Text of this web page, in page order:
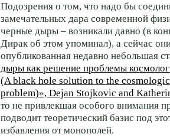
Подозрения о том, что надо бы
замечательных дара современной
черные дыры – возникали давно (в
Дирак об этом упоминал), а сейчас
опубликованная недавно небольшая
дыры как решение проблемы
(A black hole solution to the
problem)», Dejan Stojkovic and
то не привлекшая особого внимания
подводит теоретический базис под
избавления от монополей.